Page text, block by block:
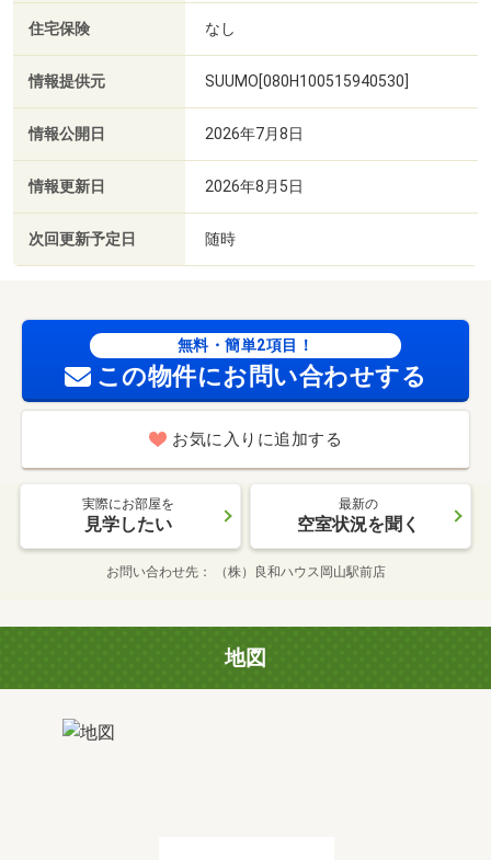
住宅保険 なし
情報提供元 SUUMO[080H100515940530]
情報公開日 2026年7月8日
情報更新日 2026年8月5日
次回更新予定日 随時
無料・簡単2項目！
この物件にお問い合わせする
お気に入りに追加する
実際にお部屋を
見学したい
最新の
空室状況を聞く
お問い合わせ先 （株）良和ハウス岡山駅前店
地図